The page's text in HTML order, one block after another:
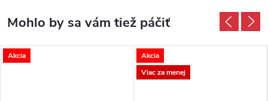
Akcia
Akcia
Viac za menej